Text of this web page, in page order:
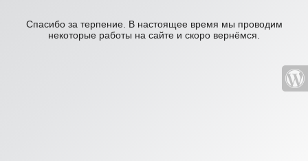
Спасибо за терпение. В настоящее время мы проводим
некоторые работы на сайте и скоро вернёмся.